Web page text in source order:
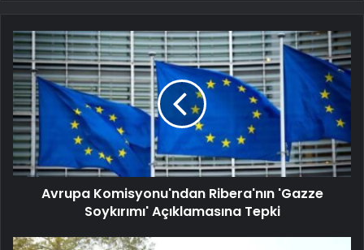
Avrupa Komisyonu'ndan Ribera'nın 'Gazze
Soykırımı' Açıklamasına Tepki